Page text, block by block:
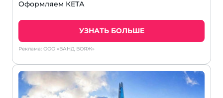
Оформляем КЕТА
УЗНАТЬ БОЛЬШЕ
Реклама: ООО «ВАНД ВОЯЖ»